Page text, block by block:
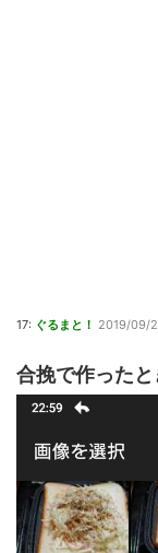
17: ぐるまと！ 2019/09/
合挽で作った